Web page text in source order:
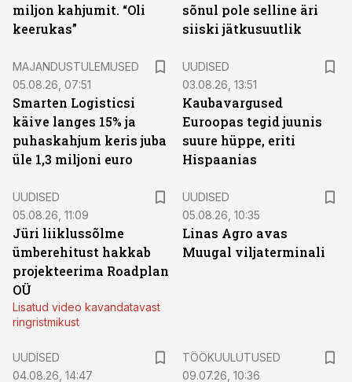
miljon kahjumit. “Oli
keerukas”
sõnul pole selline äri
siiski jätkusuutlik
MAJANDUSTULEMUSED
05.08.26, 07:51
Smarten Logisticsi
käive langes 15% ja
puhaskahjum keris juba
üle 1,3 miljoni euro
UUDISED
03.08.26, 13:51
Kaubavargused
Euroopas tegid juunis
suure hüppe, eriti
Hispaanias
UUDISED
05.08.26, 11:09
Jüri liiklussõlme
ümberehitust hakkab
projekteerima Roadplan
OÜ
Lisatud video kavandatavast
ringristmikust
UUDISED
05.08.26, 10:35
Linas Agro avas
Muugal viljaterminali
UUDISED
04.08.26, 14:47
TÖÖKUULUTUSED
09.07.26, 10:36